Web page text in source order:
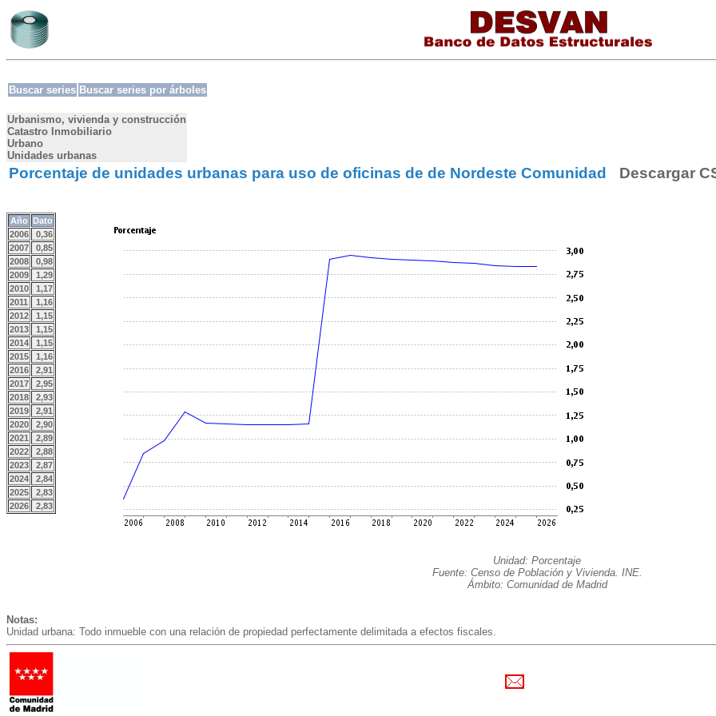
Buscar series Buscar series por árboles
Urbanismo, vivienda y construcción
Catastro Inmobiliario
Urbano
Unidades urbanas
Porcentaje de unidades urbanas para uso de oficinas de de Nordeste Comunidad Descargar
Año Dato
2006
0,36
2007
0,85
2008
0,98
2009
1,29
2010
1,17
2011
1,16
2012
1,15
2013
1,15
2014
1,15
2015
1,16
2016
2,91
2017
2,95
2018
2,93
2019
2,91
2020
2,90
2021
2,89
2022
2,88
2023
2,87
2024
2,84
2025
2,83
2026
2,83
Unidad: Porcentaje
Fuente: Censo de Población y Vivienda. INE.
Ámbito: Comunidad de Madrid
Notas:
Unidad urbana: Todo inmueble con una relación de propiedad perfectamente delimitada a efectos fiscales.